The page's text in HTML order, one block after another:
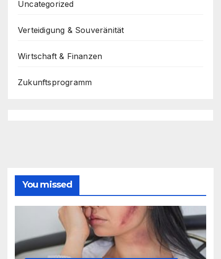
Uncategorized
Verteidigung & Souveränität
Wirtschaft & Finanzen
Zukunftsprogramm
You missed